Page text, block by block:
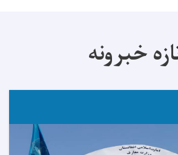
خبرونه